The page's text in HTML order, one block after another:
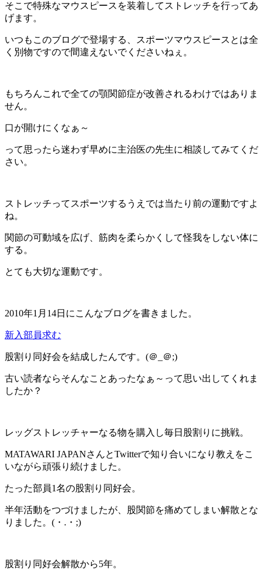
そこで特殊なマウスピースを装着してストレッチを行ってあ
げます。
いつもこのブログで登場する、スポーツマウスピースとは全
く別物ですので間違えないでくださいねぇ。
もちろんこれで全ての顎関節症が改善されるわけではありま
せん。
口が開けにくなぁ～
って思ったら迷わず早めに主治医の先生に相談してみてくだ
さい。
ストレッチってスポーツするうえでは当たり前の運動ですよ
ね。
関節の可動域を広げ、筋肉を柔らかくして怪我をしない体に
する。
とても大切な運動です。
2010年1月14日にこんなブログを書きました。
新入部員求む
股割り同好会を結成したんです。(＠_＠;)
古い読者ならそんなことあったなぁ～って思い出してくれま
したか？
レッグストレッチャーなる物を購入し毎日股割りに挑戦。
MATAWARI JAPANさんとTwitterで知り合いになり教えをこ
いながら頑張り続けました。
たった部員1名の股割り同好会。
半年活動をつづけましたが、股関節を痛めてしまい解散とな
りました。(・.・;)
股割り同好会解散から5年。